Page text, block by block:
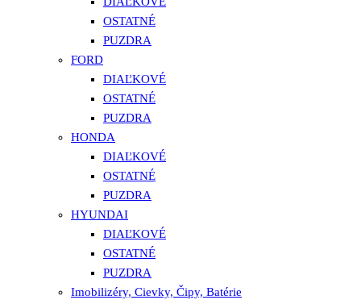
OSTATNÉ
PUZDRA
FORD
DIAĽKOVÉ
OSTATNÉ
PUZDRA
HONDA
DIAĽKOVÉ
OSTATNÉ
PUZDRA
HYUNDAI
DIAĽKOVÉ
OSTATNÉ
PUZDRA
Imobilizéry, Cievky, Čipy, Batérie